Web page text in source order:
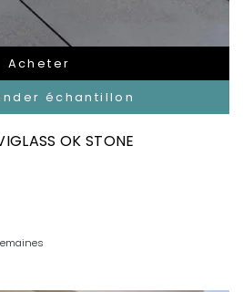
Acheter
échantillon
OK STONE